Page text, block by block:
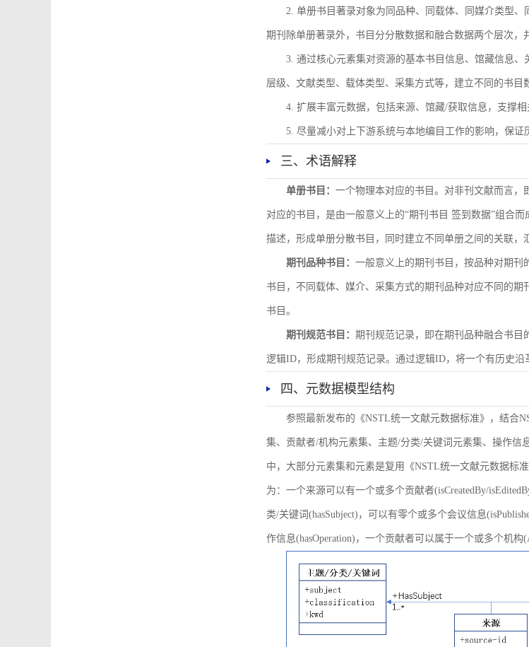
2. 单册书目著录对象为同品种、同载体、同媒介类型
期刊除单册著录外，书目分分散数据和融合数据两个层次，
3. 通过核心元素集对资源的基本书目信息、馆藏信息
层级、文献类型、载体类型、采集方式等，建立不同的书目
4. 扩展丰富元数据，包括来源、馆藏/获取信息，支撑相
5. 尽量减小对上下游系统与本地编目工作的影响，保证
三、术语解释
单册书目： 一个物理本对应的书目。对非刊文献而言，
对应的书目，是由一般意义上的“期刊书目 签到数据”组合
描述，形成单册分散书目，同时建立不同单册之间的关联，
期刊品种书目： 一般意义上的期刊书目，按品种对期刊
书目，不同载体、媒介、采集方式的期刊品种对应不同的
书目。
期刊规范书目： 期刊规范记录，即在期刊品种融合书目
逻辑ID，形成期刊规范记录。通过逻辑ID，将一个有历史沿
四、元数据模型结构
参照最新发布的《NSTL统一文献元数据标准》，结合
集、贡献者/机构元素集、主题/分类/关键词元素集、操作
中，大部分元素集和元素是复用《NSTL统一文献元数据标
为：一个来源可以有一个或多个贡献者(isCreatedBy/
类/关键词(hasSubject)，可以有零个或多个会议信息
作信息(hasOperation)，一个贡献者可以属于一个或多个机构